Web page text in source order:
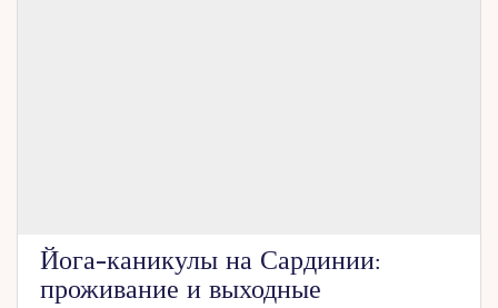
Йога-каникулы на Сардинии:
проживание и выходные